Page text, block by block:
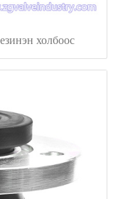
холбоос